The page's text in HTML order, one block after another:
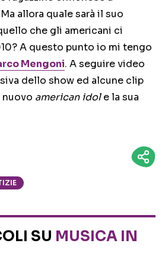
allora quale sarà il suo
che gli americani ci
A questo punto io mi tengo
Mengoni. A seguire video
dello show ed alcune clip
american idole la sua
SU MUSICA IN